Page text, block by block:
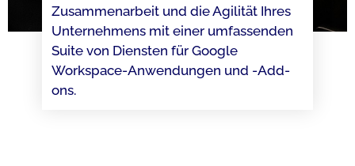
Zusammenarbeit und die Agilität Ihres
Unternehmens mit einer umfassenden
Suite von Diensten für Google
Workspace-Anwendungen und -Add-
ons.